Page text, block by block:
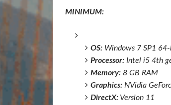
MINIMUM:
OS:Windows 7 SP1
Processor:Intel i5 4th
Memory:8 GB RAM
Graphics:NVidia
DirectX:Version 11